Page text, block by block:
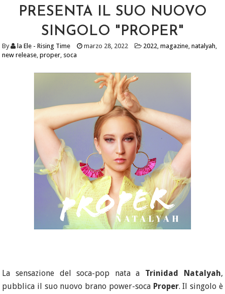
PRESENTA IL SUO NUOVO
SINGOLO "PROPER"
By la Ele - Rising Time marzo 28, 2022 2022,magazine,natalyah,
new release,proper, soca
La sensazione del soca-pop nata a Trinidad Natalyah,
pubblica il suo nuovo brano power-soca Proper. Il singolo è